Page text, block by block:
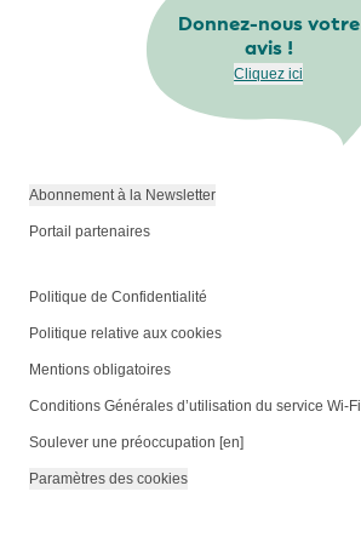
Donnez-nous votre
avis !
Cliquez ici
Abonnement à la Newsletter
Portail partenaires
Politique de Confidentialité
Politique relative aux cookies
Mentions obligatoires
Conditions Générales d’utilisation du service Wi-Fi
Soulever une préoccupation [en]
Paramètres des cookies